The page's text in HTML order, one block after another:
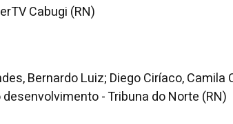
Cabugi (RN)
Bernardo Luiz; Diego Ciríaco,
- Tribuna do Norte (RN)